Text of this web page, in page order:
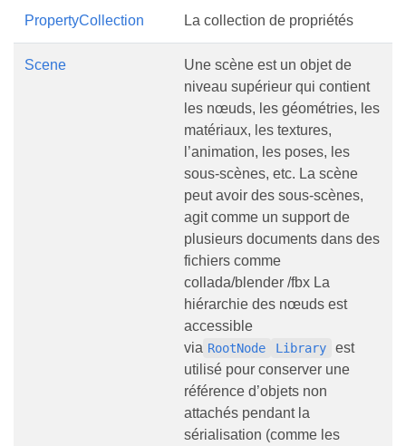
PropertyCollection La collection de propriétés
Scene
Une scène est un objet de
niveau supérieur qui contient
les nœuds, les géométries, les
matériaux, les textures,
l’animation, les poses, les
sous-scènes, etc. La scène
peut avoir des sous-scènes,
agit comme un support de
plusieurs documents dans des
fichiers comme
collada/blender /fbx La
hiérarchie des nœuds est
accessible
via RootNode Library
est
utilisé pour conserver une
référence d’objets non
attachés pendant la
sérialisation (comme les